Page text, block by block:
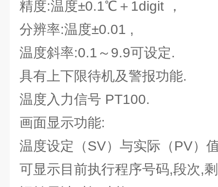
精度:温度±0.1℃＋1digit ，
分辨率:温度±0.01 ,
温度斜率:0.1～9.9可设定.
具有上下限待机及警报功能.
温度入力信号 PT100.
画面显示功能:
温度设定（SV）与实际（PV）
可显示目前执行程序号码,段次,